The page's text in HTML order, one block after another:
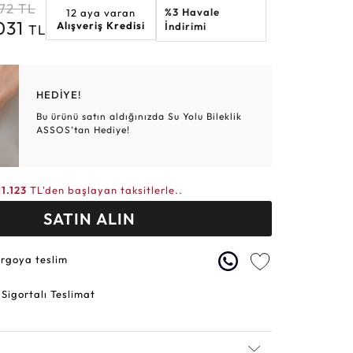
Elmas Bilezikler
Altın Tesbihler
Altın Hasır Setler
Violet Burç
TL
TL
12 aya varan
Alışveriş Kredisi
%3 Havale
İndirimi
HEDİYE!
Bu ürünü satın aldığınızda Su Yolu Bileklik
ASSOS’tan Hediye!
TL'den başlayan taksitlerle..
SATIN ALIN
teslim
Teslimat